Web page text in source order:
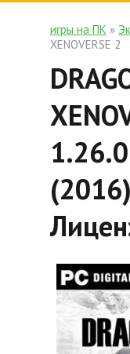
игры на ПК »
XENOVERSE 2